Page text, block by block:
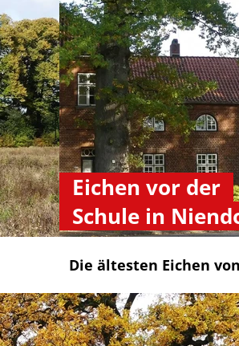
Eichen vor der
Schule in
Die ältesten Eichen